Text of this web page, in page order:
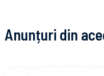
Anunțuri din